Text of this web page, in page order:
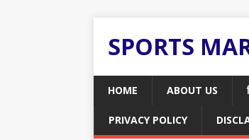
SPORTS
HOME ABOUT US
PRIVACY POLICY